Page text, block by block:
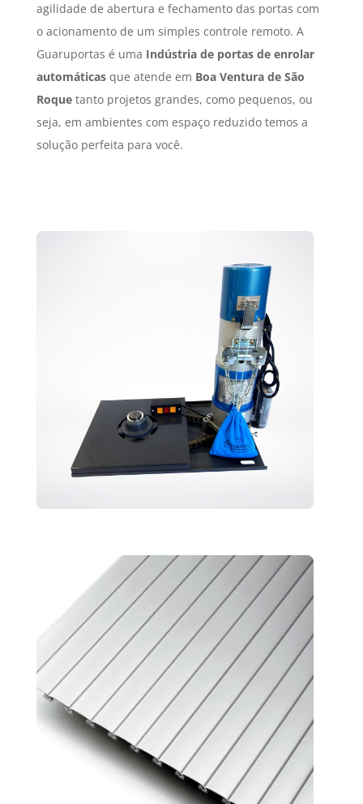
agilidade de abertura e fechamento das portas com
o acionamento de um simples controle remoto. A
Guaruportas é uma Indústria de portas de enrolar
automáticasque atende em Boa Ventura de São
Roquetanto projetos grandes, como pequenos, ou
seja, em ambientes com espaço reduzido temos a
solução perfeita para você.